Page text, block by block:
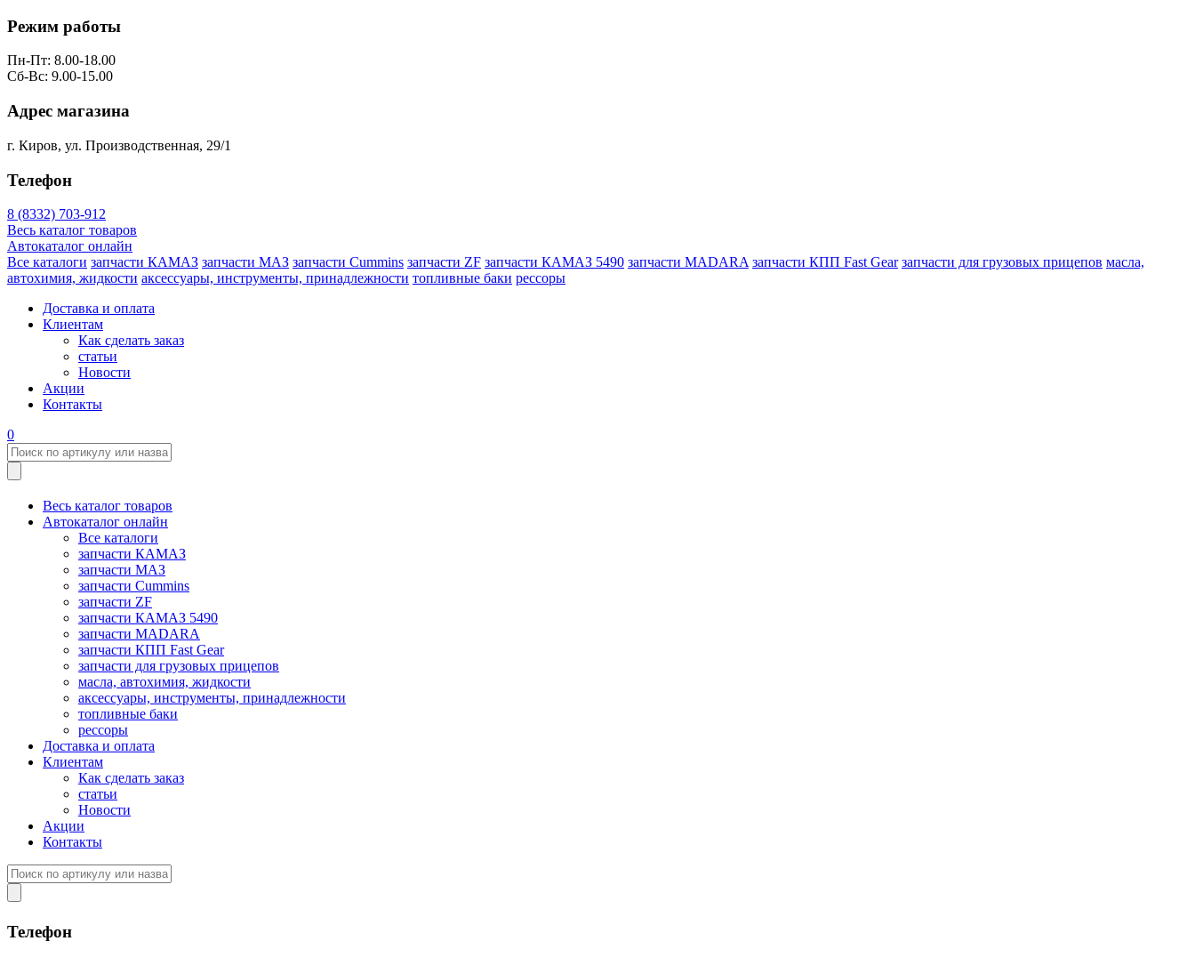
Режим работы
Пн-Пт: 8.00-18.00
Сб-Вс: 9.00-15.00
Адрес магазина
г. Киров, ул. Производственная, 29/1
Телефон
8 (8332) 703-912
Весь каталог товаров
Автокаталог онлайн
Все каталоги запчасти КАМАЗ запчасти МАЗ запчасти Cummins запчасти ZF запчасти КАМАЗ 5490 запчасти MADARA запчасти КПП Fast Gear запчасти для грузовых прицепов масла,
автохимия, жидкости аксессуары, инструменты, принадлежности топливные баки рессоры
Доставка и оплата
Клиентам
Как сделать заказ
статьи
Новости
Акции
Контакты
0
Весь каталог товаров
Автокаталог онлайн
Все каталоги
запчасти КАМАЗ
запчасти МАЗ
запчасти Cummins
запчасти ZF
запчасти КАМАЗ 5490
запчасти MADARA
запчасти КПП Fast Gear
запчасти для грузовых прицепов
масла, автохимия, жидкости
аксессуары, инструменты, принадлежности
топливные баки
рессоры
Доставка и оплата
Клиентам
Как сделать заказ
статьи
Новости
Акции
Контакты
Телефон